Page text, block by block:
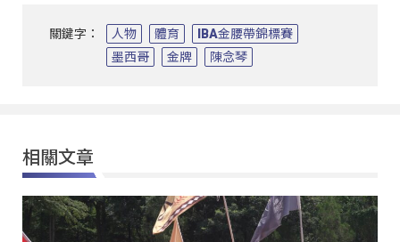
關鍵字： 人物 體育
IBA金腰帶錦標賽
墨西哥
金牌 陳念琴
相關文章